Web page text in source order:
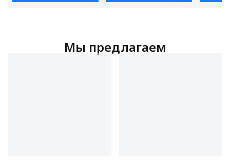
Мы предлагаем